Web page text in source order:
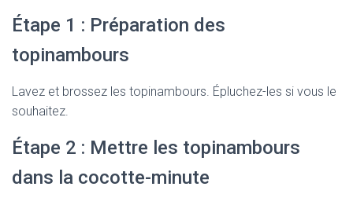
Étape 1 : Préparation des
topinambours
Lavez et brossez les topinambours. Épluchez-les si vous le
souhaitez.
Étape 2 : Mettre les topinambours
dans la cocotte-minute